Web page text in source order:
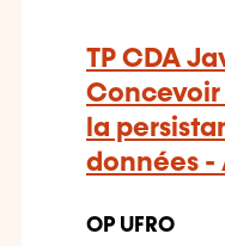
TP CDA
la
données -
OP UFRO